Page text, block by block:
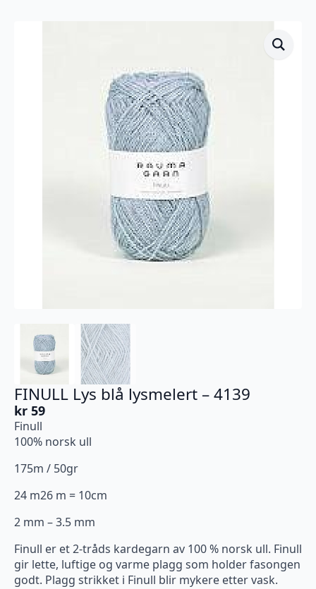
FINULL Lys blå lysmelert – 4139
kr 59
Finull
100% norsk ull
175m / 50gr
24 m26 m = 10cm
2 mm – 3.5 mm
Finull er et 2-tråds kardegarn av 100 % norsk ull. Finull
gir lette, luftige og varme plagg som holder fasongen
godt. Plagg strikket i Finull blir mykere etter vask.